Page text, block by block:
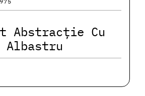
Abstracție Cu